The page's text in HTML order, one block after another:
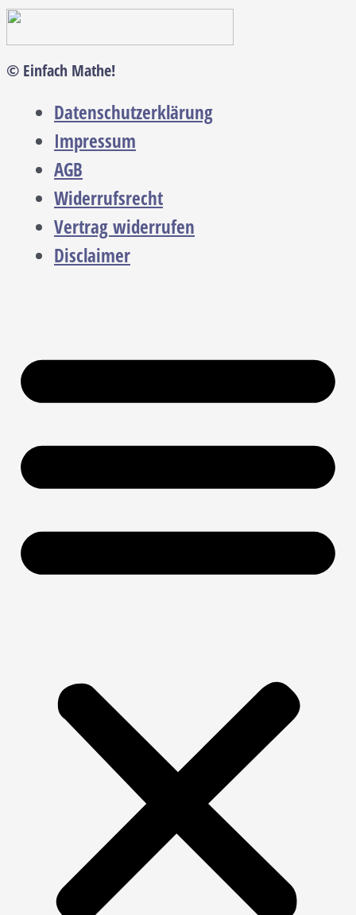
© Einfach Mathe!
Datenschutzerklärung
Impressum
AGB
Widerrufsrecht
Vertrag widerrufen
Disclaimer